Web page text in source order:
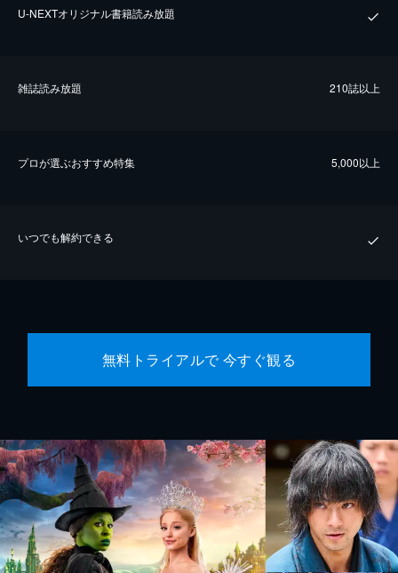
U-NEXTオリジナル書籍読み放題
雑誌読み放題 210誌以上
プロが選ぶおすすめ特集 5,000以上
いつでも解約できる
無料トライアルで 今すぐ観る